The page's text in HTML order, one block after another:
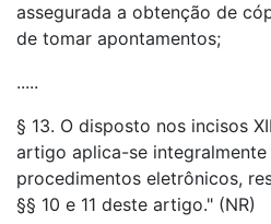
assegurada a obtenção de
de tomar apontamentos;
.....
§ 13. O disposto nos incisos
artigo aplica-se integralmente
procedimentos eletrônicos,
§§ 10 e 11 deste artigo." (NR)